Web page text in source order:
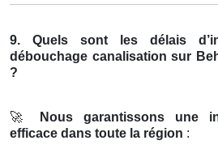
9. Quels sont les délais
débouchage canalisation sur
?
🚀
Nous garantissons une
efficace dans toute la région :